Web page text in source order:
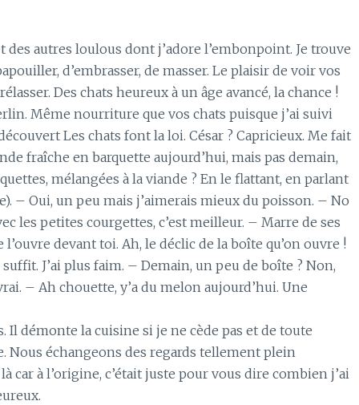
autres loulous dont j’adore l’embonpoint. Je trouve
d’embrasser, de masser. Le plaisir de voir vos
Des chats heureux à un âge avancé, la chance !
Même nourriture que vos chats puisque j’ai suivi
Les chats font la loi. César ? Capricieux. Me fait
fraîche en barquette aujourd’hui, mais pas demain,
mélangées à la viande ? En le flattant, en parlant
– Oui, un peu mais j’aimerais mieux du poisson. – No
les petites courgettes, c’est meilleur. – Marre de ses
devant toi. Ah, le déclic de la boîte qu’on ouvre !
J’ai plus faim. – Demain, un peu de boîte ? Non,
– Ah chouette, y’a du melon aujourd’hui. Une
Il démonte la cuisine si je ne cède pas et de toute
Nous échangeons des regards tellement plein
car à l’origine, c’était juste pour vous dire combien j’ai